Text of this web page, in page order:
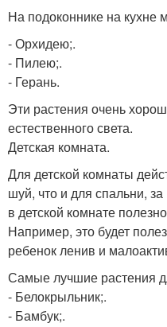
На подоконнике на кухне
- Орхидею;.
- Пилею;.
- Герань.
Эти растения очень
естественного света.
Детская комната.
Для детской комнаты
шуй, что и для спальни,
в детской комнате
Например, это будет
ребенок ленив и
Самые лучшие растения
- Белокрыльник;.
- Бамбук;.